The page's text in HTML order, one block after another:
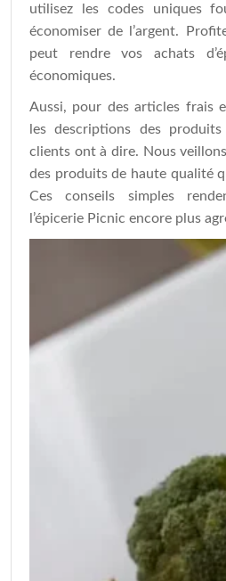
utilisez les codes uniques
économiser de l’argent.
peut rendre vos achats
économiques.
Aussi, pour des articles frais
les descriptions des
clients ont à dire. Nous
des produits de haute qualité
Ces conseils simples
l’épicerie Picnic encore plus